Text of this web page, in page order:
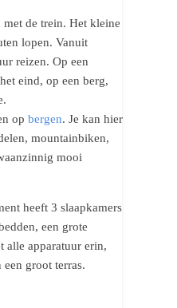
de trein. Het kleine
lopen. Vanuit
reizen. Op een
eind, op een berg,
op bergen. Je kan hier
mountainbiken,
mooi
heeft 3 slaapkamers
een grote
alle apparatuur erin,
een groot terras.